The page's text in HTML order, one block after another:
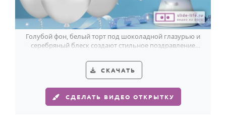
Голубой фон, белый торт под шоколадной глазурью и
серебряный блеск создают стильное поздравление
СКАЧАТЬ
СДЕЛАТЬ ВИДЕО ОТКРЫТКУ